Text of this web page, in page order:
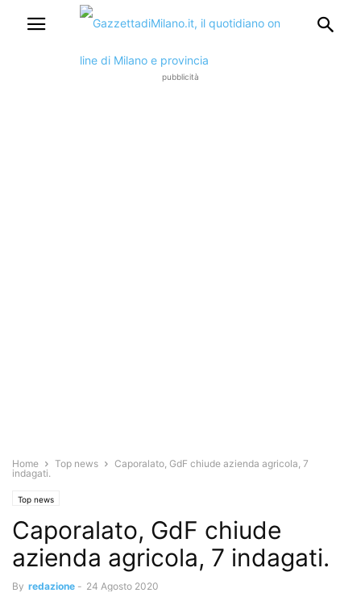
pubblicità
Home Top news
Caporalato, GdF chiude azienda agricola, 7
indagati.
Top news
Caporalato, GdF chiude
azienda agricola, 7 indagati.
By redazione - 24 Agosto 2020